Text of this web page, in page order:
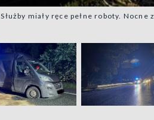
Służby miały ręce pełne roboty.